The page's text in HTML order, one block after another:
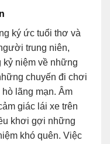
ký ức tuổi thơ và
trung niên,
niệm về những
chuyến đi chơi
lãng mạn. Âm
giác lái xe trên
khơi gợi những
khó quên. Việc